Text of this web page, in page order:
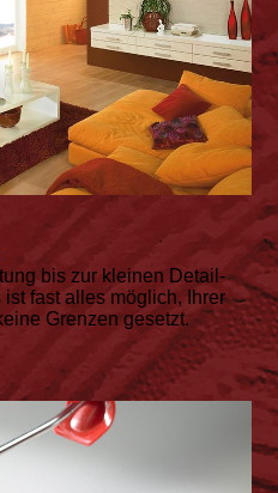
bis zur kleinen Detail-
ist fast alles möglich, Ihrer
Grenzen gesetzt.